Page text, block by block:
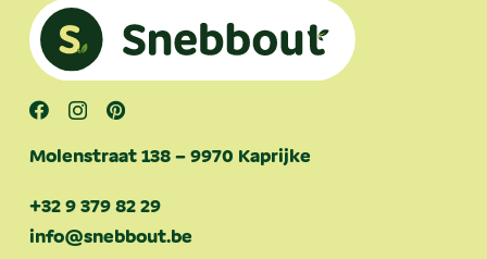
Molenstraat 138 – 9970 Kaprijke
+32 9 379 82 29
info@snebbout.be